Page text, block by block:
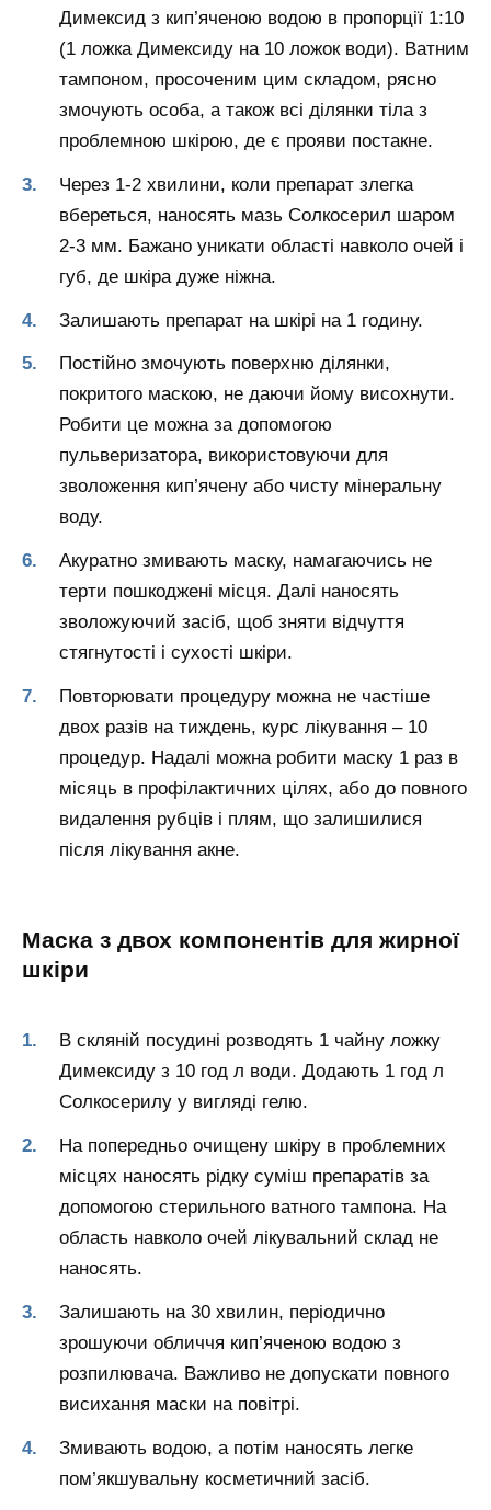
Димексид з кип’яченою водою в пропорції 1:10
(1 ложка Димексиду на 10 ложок води). Ватним
тампоном, просоченим цим складом, рясно
змочують особа, а також всі ділянки тіла з
проблемною шкірою, де є прояви постакне.
Через 1-2 хвилини, коли препарат злегка
вбереться, наносять мазь Солкосерил шаром
2-3 мм. Бажано уникати області навколо очей і
губ, де шкіра дуже ніжна.
Залишають препарат на шкірі на 1 годину.
Постійно змочують поверхню ділянки,
покритого маскою, не даючи йому висохнути.
Робити це можна за допомогою
пульверизатора, використовуючи для
зволоження кип’ячену або чисту мінеральну
воду.
Акуратно змивають маску, намагаючись не
терти пошкоджені місця. Далі наносять
зволожуючий засіб, щоб зняти відчуття
стягнутості і сухості шкіри.
Повторювати процедуру можна не частіше
двох разів на тиждень, курс лікування – 10
процедур. Надалі можна робити маску 1 раз в
місяць в профілактичних цілях, або до повного
видалення рубців і плям, що залишилися
після лікування акне.
Маска з двох компонентів для жирної
шкіри
В скляній посудині розводять 1 чайну ложку
Димексиду з 10 год л води. Додають 1 год л
Солкосерилу у вигляді гелю.
На попередньо очищену шкіру в проблемних
місцях наносять рідку суміш препаратів за
допомогою стерильного ватного тампона. На
область навколо очей лікувальний склад не
наносять.
Залишають на 30 хвилин, періодично
зрошуючи обличчя кип’яченою водою з
розпилювача. Важливо не допускати повного
висихання маски на повітрі.
Змивають водою, а потім наносять легке
пом’якшувальну косметичний засіб.